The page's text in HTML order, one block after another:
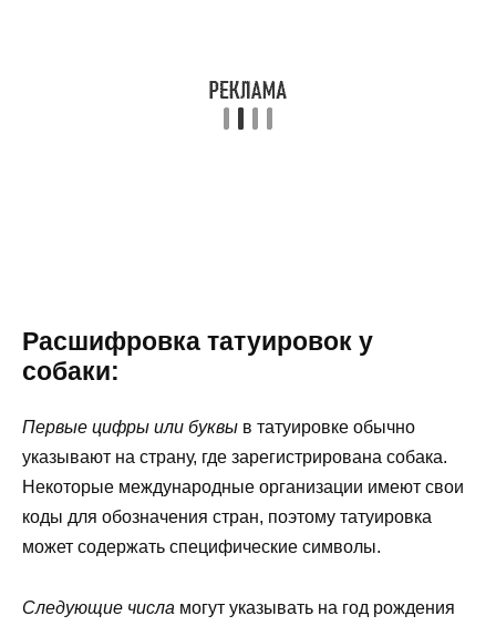
Расшифровка татуировок у
собаки:
Первые цифры или буквы в татуировке обычно
указывают на страну, где зарегистрирована собака.
Некоторые международные организации имеют свои
коды для обозначения стран, поэтому татуировка
может содержать специфические символы.
Следующие числа могут указывать на год рождения